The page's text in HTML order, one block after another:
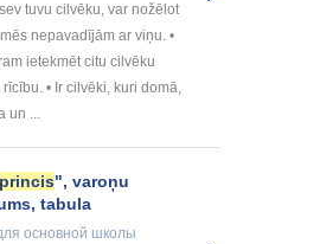
tuvu cilvēku, var nožēlot
nepavadījām ar viņu. •
ietekmēt citu cilvēku
• Ir cilvēki, kuri domā,
un ...
princis", varoņu
tabula
основной школы